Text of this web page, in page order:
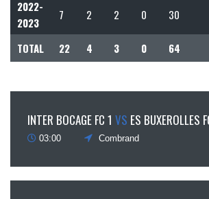
2022-
2023
7 2 2 0 30
TOTAL 22 4 3 0 64
INTER BOCAGE FC 1 VS ES BUXEROLLES
03:00 Combrand